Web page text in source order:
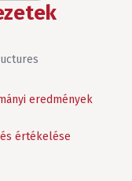
eredmények
értékelése